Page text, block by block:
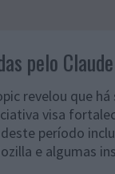
pelo
revelou que
visa
período
e algumas